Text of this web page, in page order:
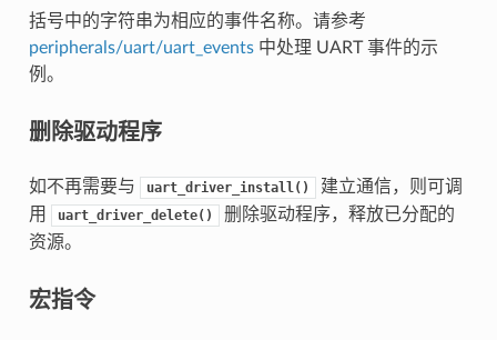
括号中的字符串为相应的事件名称。请参考
peripherals/uart/uart_events中处理 UART 事件的示
例。
删除驱动程序
如不再需要与 uart_driver_install()
建立通信，则可调
用
uart_driver_delete()
删除驱动程序，释放已分配的
资源。
宏指令